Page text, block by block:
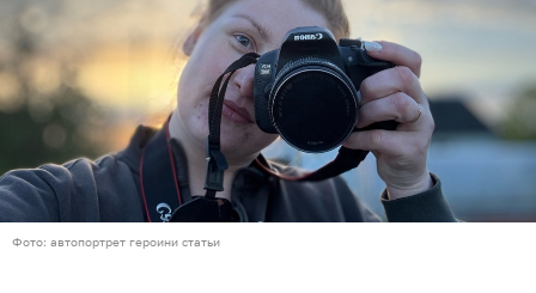
Фото: автопортрет героини статьи